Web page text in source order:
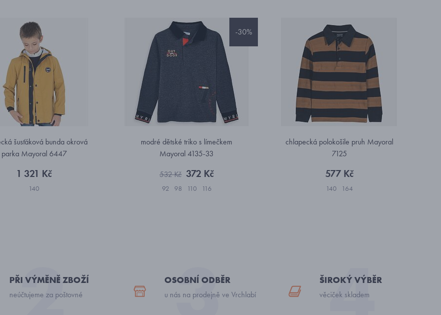
šusťáková bunda okrová
parka Mayoral 6447
1 321 Kč
140
-30%
modré dětské triko s límečkem
Mayoral 4135-33
532 Kč 372 Kč
92 98 110 116
chlapecká polokošile pruh Mayoral
7125
577 Kč
140 164
PŘI VÝMĚNĚ ZBOŽÍ
neúčtujeme za poštovné
OSOBNÍ ODBĚR
u nás na prodejně ve Vrchlabí
ŠIROKÝ VÝBĚR
věciček skladem